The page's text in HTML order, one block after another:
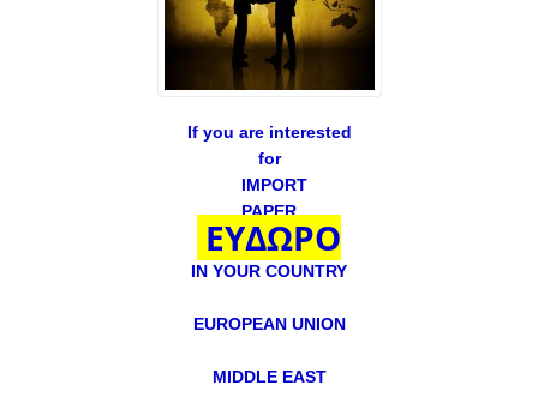
If you are interested
for
IMPORT
PAPER
ΕΥΔΩΡΟ
IN YOUR COUNTRY
EUROPEAN UNION
MIDDLE EAST